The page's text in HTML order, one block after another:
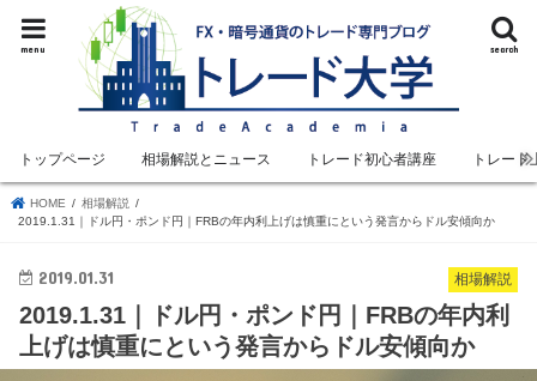
search
menu
トップページ 相場解説とニュース トレード初心者講座 トレード
HOME
相場解説
2019.1.31｜ドル円・ポンド円｜FRBの年内利上げは慎重にという発言からドル安傾向か
相場解説
2019.01.31
2019.1.31｜ドル円・ポンド円｜FRBの年内利
上げは慎重にという発言からドル安傾向か